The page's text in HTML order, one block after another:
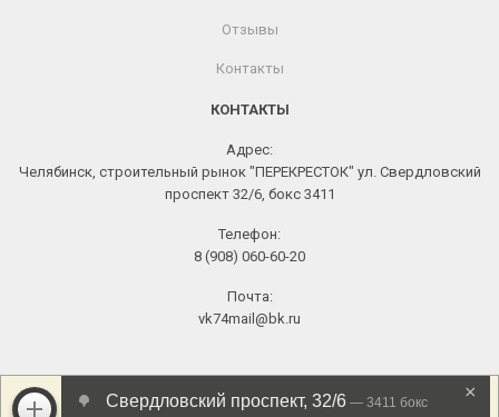
Отзывы
Контакты
КОНТАКТЫ
Адрес:
Челябинск, строительный рынок "ПЕРЕКРЕСТОК" ул. Свердловский
проспект 32/6, бокс 3411
Телефон:
8 (908) 060-60-20
Почта:
vk74mail@bk.ru